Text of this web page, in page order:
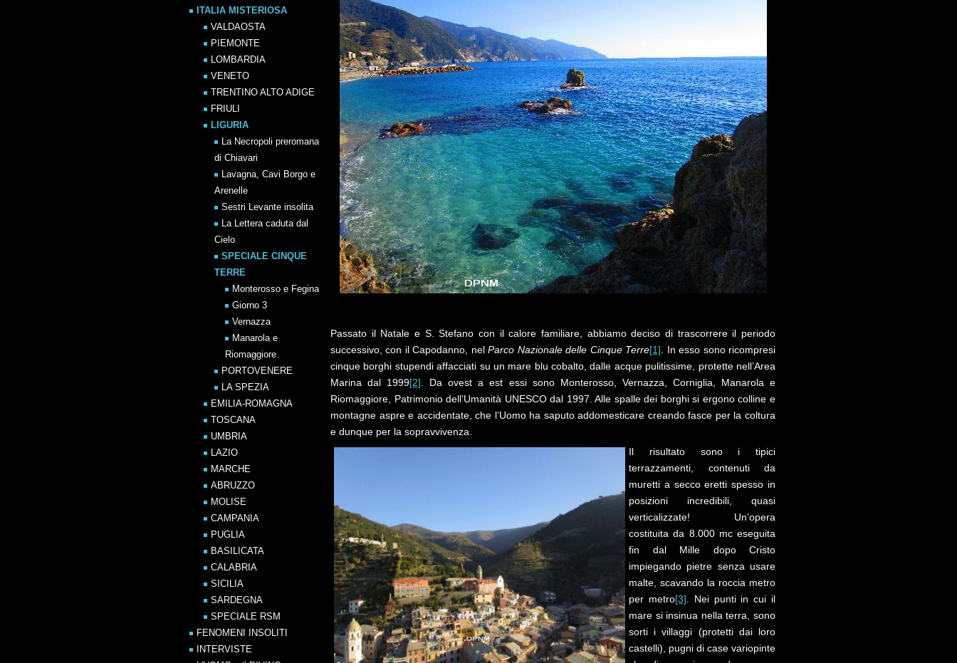
Passato il Natale e S. Stefano con il calore familiare, abbiamo deciso di trascorrere il periodo
successivo, con il Capodanno, nelParco Nazionale delle Cinque Terre[1] . In esso sono ricompresi
cinque borghi stupendi affacciati su un mare blu cobalto, dalle acque pulitissime, protette nell’Area
Marina dal 1999[2] . Da ovest a est essi sono Monterosso, Vernazza, Corniglia, Manarola e
Riomaggiore, Patrimonio dell’Umanità UNESCO dal 1997. Alle spalle dei borghi si ergono colline e
montagne aspre e accidentate, che l’Uomo ha saputo addomesticare creando fasce per la coltura
e dunque per la sopravvivenza.
Il risultato sono i tipici
terrazzamenti, contenuti da
muretti a secco eretti spesso in
posizioni incredibili, quasi
verticalizzate! Un’opera
costituita da 8.000 mc eseguita
fin dal Mille dopo Cristo
impiegando pietre senza usare
malte, scavando la roccia metro
per metro[3] . Nei punti in cui il
mare si insinua nella terra, sono
sorti i villaggi (protetti dai loro
castelli), pugni di case variopinte
ITALIA MISTERIOSA
VALDAOSTA
PIEMONTE
LOMBARDIA
VENETO
TRENTINO ALTO ADIGE
FRIULI
LIGURIA
La Necropoli preromana
di Chiavari
Lavagna, Cavi Borgo e
Arenelle
Sestri Levante insolita
La Lettera caduta dal
Cielo
SPECIALE CINQUE
TERRE
Monterosso e Fegina
Giorno 3
Vernazza
Manarola e
Riomaggiore
PORTOVENERE
LA SPEZIA
EMILIA-ROMAGNA
TOSCANA
UMBRIA
LAZIO
MARCHE
ABRUZZO
MOLISE
CAMPANIA
PUGLIA
BASILICATA
CALABRIA
SICILIA
SARDEGNA
SPECIALE RSM
FENOMENI INSOLITI
INTERVISTE